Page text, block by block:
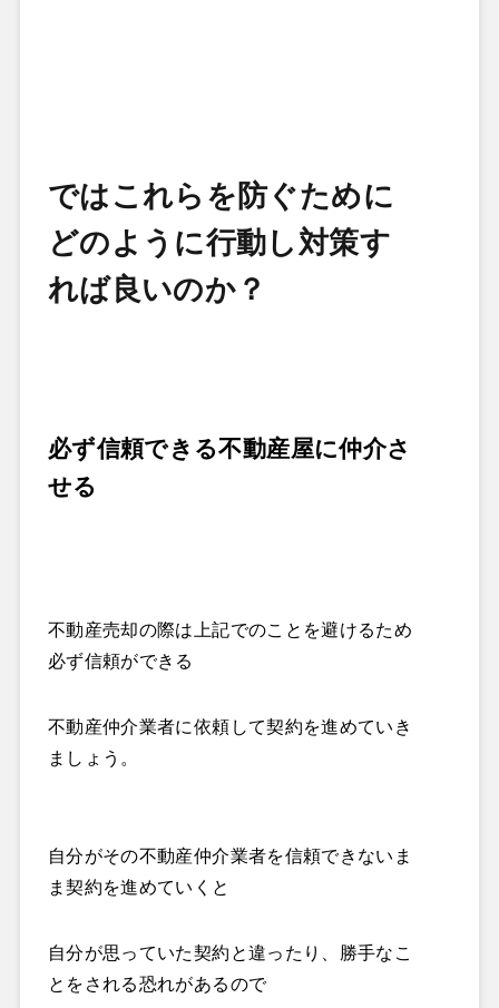
ではこれらを防ぐために
どのように行動し対策す
れば良いのか？
必ず信頼できる不動産屋に仲介さ
せる
不動産売却の際は上記でのことを避けるため
必ず信頼ができる
不動産仲介業者に依頼して契約を進めていき
ましょう。
自分がその不動産仲介業者を信頼できないま
ま契約を進めていくと
自分が思っていた契約と違ったり、勝手なこ
とをされる恐れがあるので